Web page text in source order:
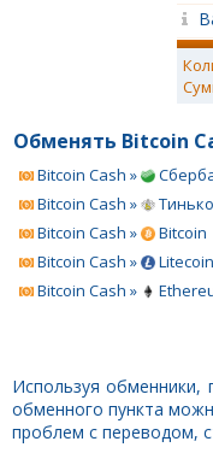
Обменять Bitcoin
Bitcoin Cash »
Bitcoin Cash »
Bitcoin Cash »
Bitcoin
Bitcoin Cash »
Litecoin
Bitcoin Cash »
Используя обменники,
обменного пункта
проблем с переводом,